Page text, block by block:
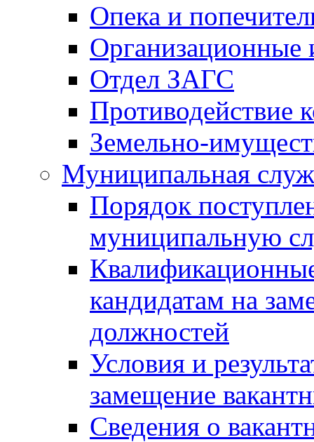
Опека и
Отдел ЗАГС
Противодействие
Земельно-
Муниципальная
Порядок
муниципальную
кандидатам на
должностей
Условия и
замещение
Сведения о